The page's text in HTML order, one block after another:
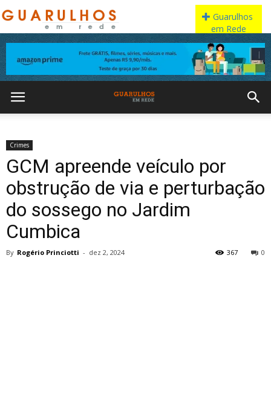
Crimes
GCM apreende veículo por
obstrução de via e perturbação
do sossego no Jardim
Cumbica
By Rogério Princiotti - dez 2, 2024 0
367